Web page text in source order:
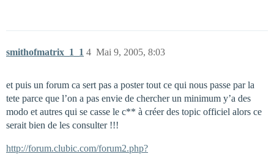
smithofmatrix_1_1 Mai 9, 2005, 8:03
4
et puis un forum ca sert pas a poster tout ce qui nous passe par la
tete parce que l’on a pas envie de chercher un minimum y’a des
modo et autres qui se casse le c** à créer des topic officiel alors ce
serait bien de les consulter !!!
http://forum.clubic.com/forum2.php?